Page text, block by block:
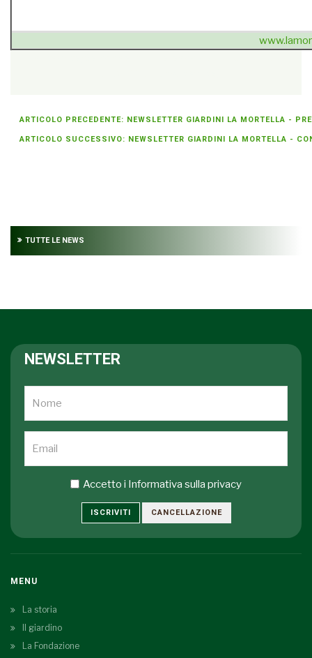
ARTICOLO PRECEDENTE: NEWSLETTER GIARDINI LA MORTELLA -
ARTICOLO SUCCESSIVO: NEWSLETTER GIARDINI LA MORTELLA -
TUTTE LE NEWS
NEWSLETTER
Accetto i Informativa sulla privacy
ISCRIVITI CANCELLAZIONE
MENU
La storia
Il giardino
La Fondazione